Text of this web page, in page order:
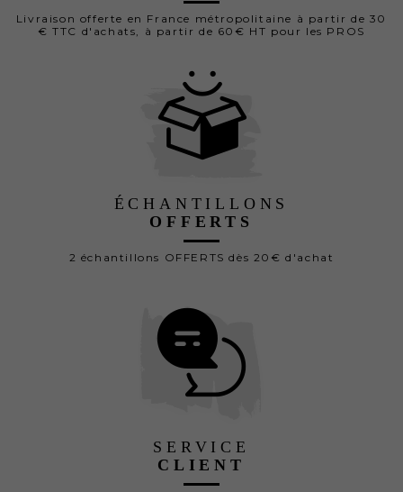
Livraison offerte en France métropolitaine à partir de 30
€ TTC d'achats, à partir de 60€ HT pour les PROS
ÉCHANTILLONS
OFFERTS
2 échantillons OFFERTS dès 20€ d'achat
SERVICE
CLIENT